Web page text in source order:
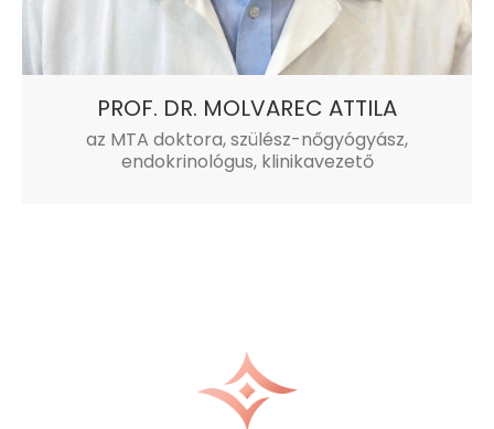
PROF. DR. MOLVAREC ATTILA
az MTA doktora, szülész-nőgyógyász,
endokrinológus, klinikavezető